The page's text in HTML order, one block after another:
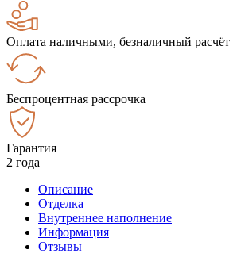
Оплата наличными, безналичный расчёт
Беспроцентная рассрочка
Гарантия
2 года
Описание
Отделка
Внутреннее наполнение
Информация
Отзывы